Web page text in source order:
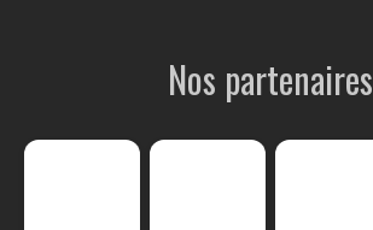
Nos partenaires